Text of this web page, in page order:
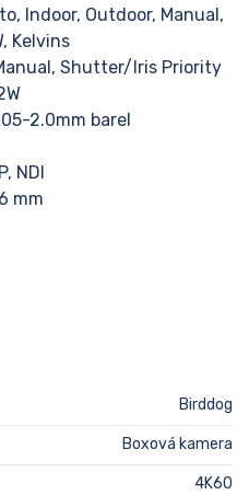
Indoor, Outdoor, Manual,
Kelvins
Shutter/Iris Priority
2.0mm barel
NDI
mm
Birddog
Boxová kamera
4K60